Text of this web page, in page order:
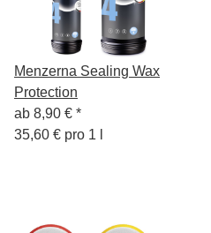
Menzerna Sealing Wax
Protection
ab 8,90 € *
35,60 € pro 1 l